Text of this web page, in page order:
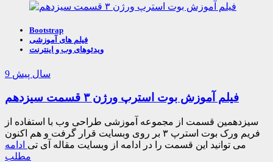
Bootstrap
فیلم های آموزشی
ویدئوهای وب و اینترنت
9 سال پیش
فیلم آموزش بوت استرپ ورژن ۳ قسمت سیزدهم
سیزدهمین قسمت از مجموعه آموزشی طراحی وب با استفاده از
فریم ورک بوت استرپ ۳ بر روی وبسایت قرار گرفت و هم اکنون
می توانید این قسمت را در ادامه از وبسایت مقاله آی تی ادامه
مطلب